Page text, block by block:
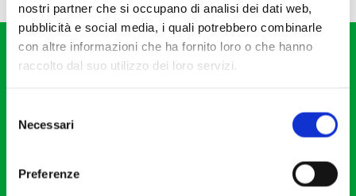
nostri partner che si occupano di analisi dei dati web,
pubblicità e social media, i quali potrebbero combinarle
con altre informazioni che ha fornito loro o che hanno
raccolto dal suo utilizzo dei loro servizi.
delNecessari
Preferenze
20121 Milano